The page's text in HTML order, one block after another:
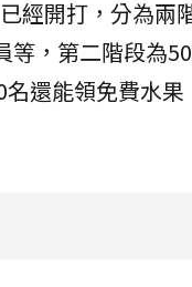
已經開打，分為兩
等，第二階段為
還能領免費水果